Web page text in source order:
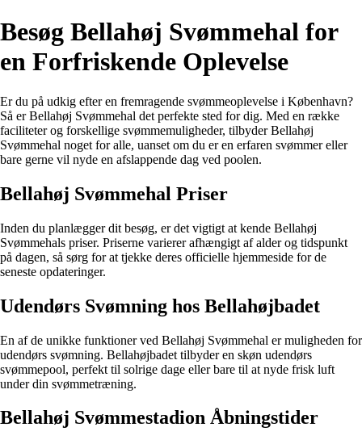
Besøg Bellahøj Svømmehal for
en Forfriskende Oplevelse
Er du på udkig efter en fremragende svømmeoplevelse i København?
Så er Bellahøj Svømmehal det perfekte sted for dig. Med en række
faciliteter og forskellige svømmemuligheder, tilbyder Bellahøj
Svømmehal noget for alle, uanset om du er en erfaren svømmer eller
bare gerne vil nyde en afslappende dag ved poolen.
Bellahøj Svømmehal Priser
Inden du planlægger dit besøg, er det vigtigt at kende Bellahøj
Svømmehals priser. Priserne varierer afhængigt af alder og tidspunkt
på dagen, så sørg for at tjekke deres officielle hjemmeside for de
seneste opdateringer.
Udendørs Svømning hos Bellahøjbadet
En af de unikke funktioner ved Bellahøj Svømmehal er muligheden for
udendørs svømning. Bellahøjbadet tilbyder en skøn udendørs
svømmepool, perfekt til solrige dage eller bare til at nyde frisk luft
under din svømmetræning.
Bellahøj Svømmestadion Åbningstider